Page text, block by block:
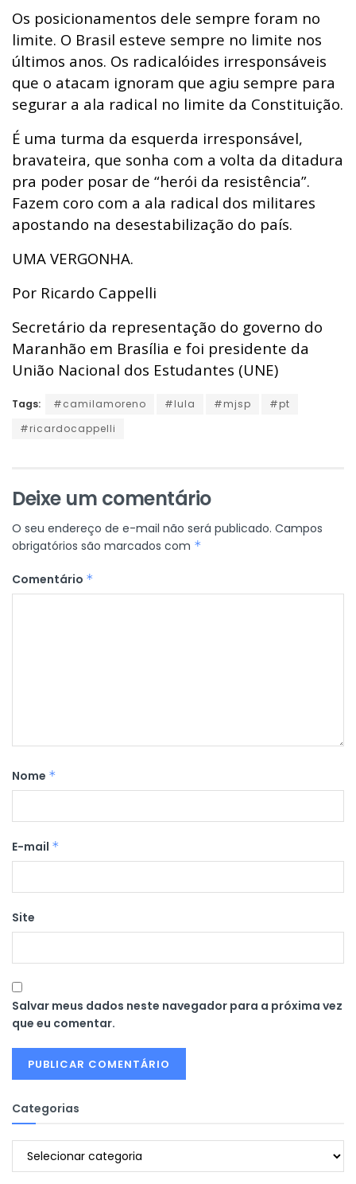
Os posicionamentos dele sempre foram no
limite. O Brasil esteve sempre no limite nos
últimos anos. Os radicalóides irresponsáveis
que o atacam ignoram que agiu sempre para
segurar a ala radical no limite da Constituição.
É uma turma da esquerda irresponsável,
bravateira, que sonha com a volta da ditadura
pra poder posar de “herói da resistência”.
Fazem coro com a ala radical dos militares
apostando na desestabilização do país.
UMA VERGONHA.
Por Ricardo Cappelli
Secretário da representação do governo do
Maranhão em Brasília e foi presidente da
União Nacional dos Estudantes (UNE)
Tags: #camilamoreno #lula #mjsp
#pt
#ricardocappelli
Deixe um comentário
O seu endereço de e-mail não será publicado. Campos
obrigatórios são marcados com *
Comentário *
Nome *
E-mail *
Site
Salvar meus dados neste navegador para a próxima vez
que eu comentar.
Categorias
Categorias